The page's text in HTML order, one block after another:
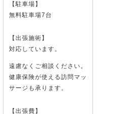
【駐車場】
無料駐車場7台
【出張施術】
対応しています。
遠慮なくご相談ください。
健康保険が使える訪問マッ
サージも承ります。
【出張費】